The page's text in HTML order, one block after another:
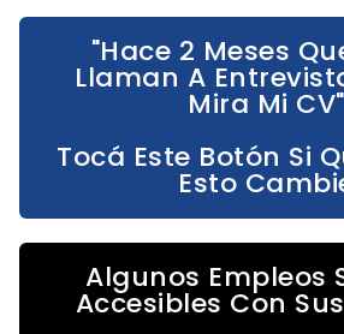
"Hace 2 Meses
Llaman A
Mira Mi
Tocá Este Botón Si
Esto
Algunos Empleos
Accesibles Con